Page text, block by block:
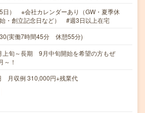
日） ※会社カレンダーあり（GW・夏季休
・創立記念日など） #週3日以上在宅
実働7時間45分 休憩55分)
上旬～長期 9月中旬開始を希望の方もぜ
！
月収例 310,000円+残業代